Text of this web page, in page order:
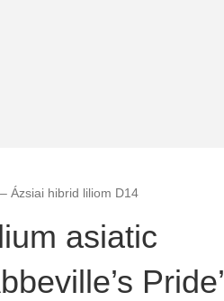
– Ázsiai hibrid liliom D14
asiatic
Pride’